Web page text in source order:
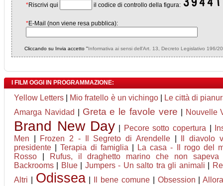
*Riscrivi qui il codice di controllo della figura:
*E-Mail (non viene resa pubblica):
Cliccando su Invia accetto "Informativa ai sensi dell'Art. 13, Decreto Legislativo 196/
I FILM OGGI IN PROGRAMMAZIONE:
Yellow Letters Mio fratello è un vichingo|
Le città di
Amarga Navidad
Greta e le favole vere Nouvelle
Brand New Day Pecore sotto copertura
Men
Frozen 2 - Il Segreto di Arendelle|
Il diavolo
presidente |Terapia di famiglia
La casa - Il rogo del
Rosso
Rufus, il draghetto marino che non sapeva
Backrooms
Blue| Jumpers - Un salto tra gli animali
Altri
Odissea| Il bene comune| Obsession |